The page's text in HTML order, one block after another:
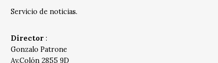
Servicio de noticias.
Director :
Gonzalo Patrone
Av.Colón 2855 9D